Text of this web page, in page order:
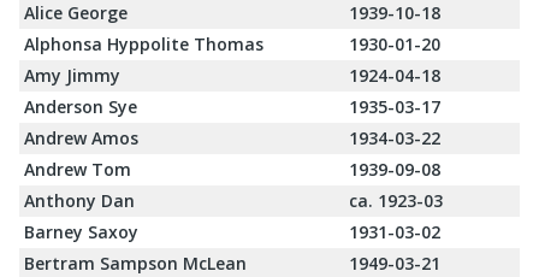
Alice George
1939-10-18
Alphonsa Hyppolite Thomas
1930-01-20
Amy Jimmy
1924-04-18
Anderson Sye
1935-03-17
Andrew Amos
1934-03-22
Andrew Tom
1939-09-08
Anthony Dan
ca. 1923-03
Barney Saxoy
1931-03-02
Bertram Sampson McLean
1949-03-21